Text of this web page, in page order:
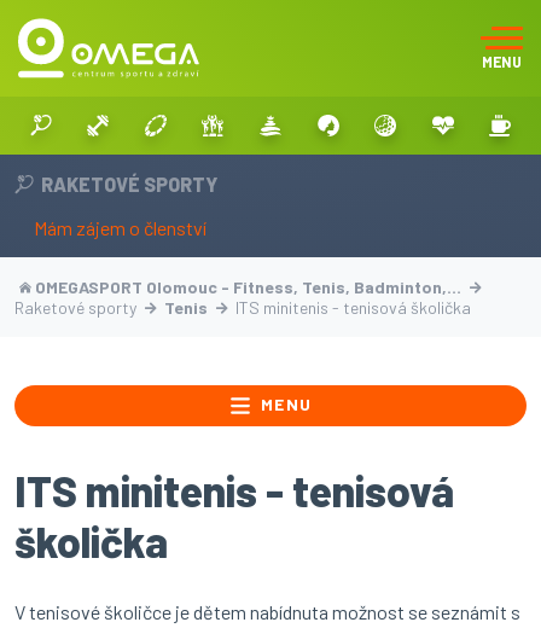
MENU
RAKETOVÉ SPORTY
Mám zájem o členství
OMEGASPORT Olomouc - Fitness, Tenis, Badminton,…
Raketové sporty
Tenis ITS minitenis - tenisová školička
MENU
ITS minitenis - tenisová
školička
V tenisové školičce je dětem nabídnuta možnost se seznámit s